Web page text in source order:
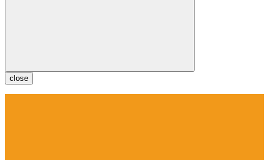
close